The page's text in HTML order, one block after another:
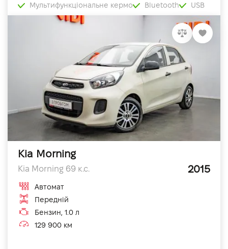
Мультифункціональне кермо
Bluetooth USB
Kia Morning
Kia Morning 69 к.с. 2015
Автомат
Передній
Бензин, 1.0 л
129 900 км